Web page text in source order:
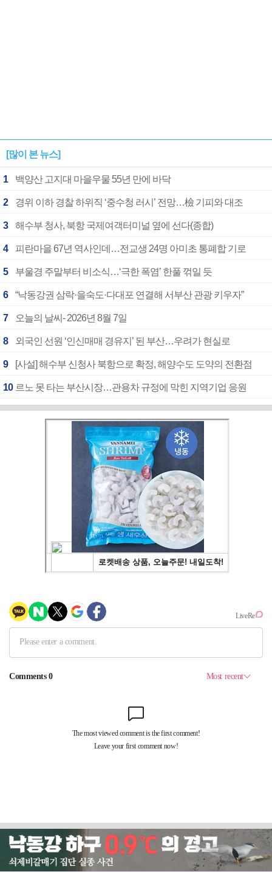
[많이 본 뉴스]
1 백양산 고지대 마을우물 55년 만에 바닥
2 경위 이하 경찰 하위직 ‘중수청 러시’ 전망…檢 기피와 대조
3 해수부 청사, 북항 국제여객터미널 옆에 선다(종합)
4 피란마을 67년 역사인데…전교생 24명 아미초 통폐합 기로
5 부울경 주말부터 비소식…‘극한 폭염’ 한풀 꺾일 듯
6 “낙동강권 삼락·을숙도·다대포 연결해 서부산 관광 키우자”
7 오늘의 날씨- 2026년 8월 7일
8 외국인 선원 ‘인신매매 경유지’ 된 부산…우려가 현실로
9 [사설] 해수부 신청사 북항으로 확정, 해양수도 도약의 전환점
10 르노 못 타는 부산시장…관용차 규정에 막힌 지역기업 응원